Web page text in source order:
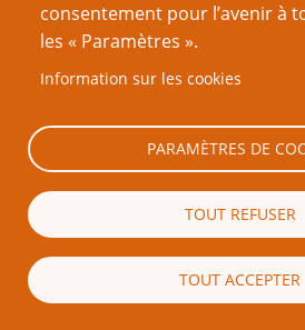
Votre nom
pas affiché publiquement.
consentement pour l’avenir à
les « Paramètres ».
Information sur les cookies
PARAMÈTRES DE
TOUT REFUSER
TOUT ACCEPTER